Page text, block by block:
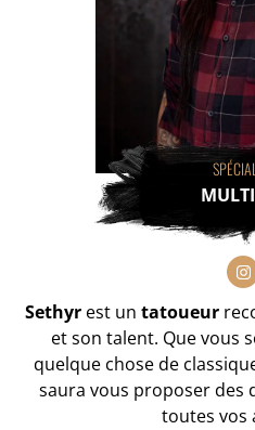
Sethyr est un tatoueur
et son talent. Que vous
quelque chose de
saura vous proposer des
toutes vos